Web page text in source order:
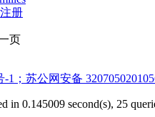
注册
页
-1；苏公网安备
in 0.145009 second(s), 25